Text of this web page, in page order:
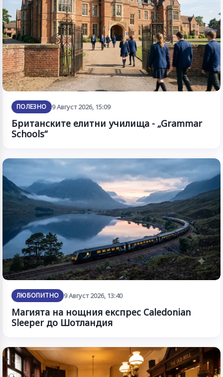
ПОЛЕЗНО 9 Август 2026, 15:09
Британските елитни училища - „Grammar
Schools“
ЛЮБОПИТНО 9 Август 2026, 13:40
Магията на нощния експрес Caledonian
Sleeper до Шотландия